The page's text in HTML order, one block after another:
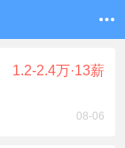
1.2-2.4万·13薪
08-06